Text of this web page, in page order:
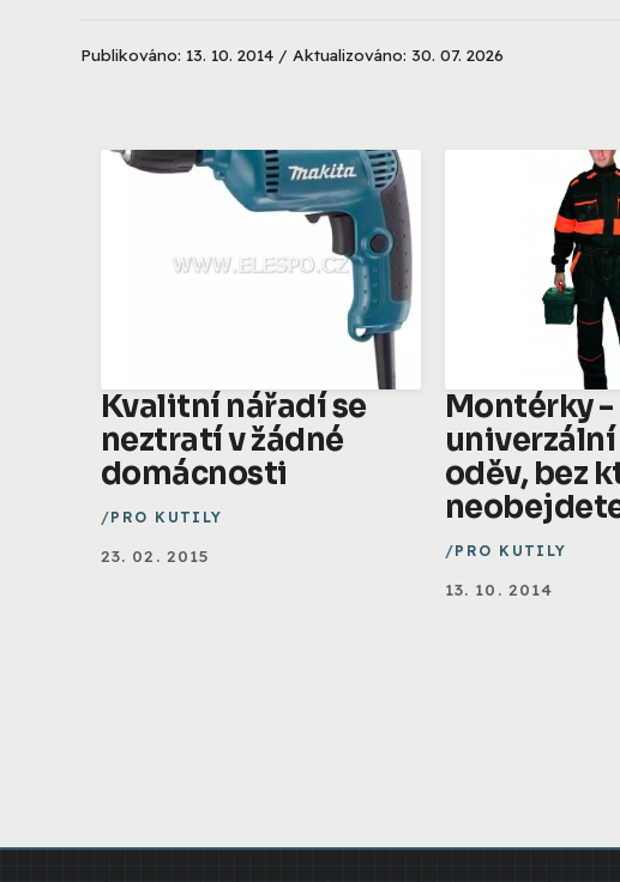
Publikováno: 13. 10. 2014 / Aktualizováno: 30. 07. 2026
Kvalitní nářadí se
neztratí v žádné
domácnosti
PRO KUTILY
23. 02. 2015
Montérky -
oděv, bez
PRO KUTILY
13. 10. 2014